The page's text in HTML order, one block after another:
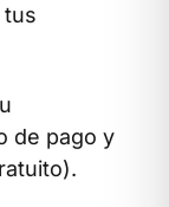
tus
de pago y